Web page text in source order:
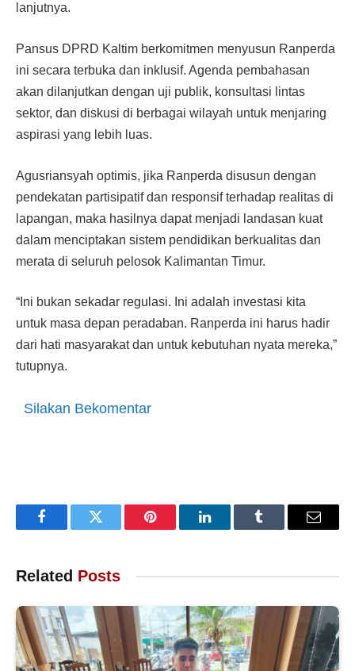
lanjutnya.
Pansus DPRD Kaltim berkomitmen menyusun Ranperda
ini secara terbuka dan inklusif. Agenda pembahasan
akan dilanjutkan dengan uji publik, konsultasi lintas
sektor, dan diskusi di berbagai wilayah untuk menjaring
aspirasi yang lebih luas.
Agusriansyah optimis, jika Ranperda disusun dengan
pendekatan partisipatif dan responsif terhadap realitas di
lapangan, maka hasilnya dapat menjadi landasan kuat
dalam menciptakan sistem pendidikan berkualitas dan
merata di seluruh pelosok Kalimantan Timur.
“Ini bukan sekadar regulasi. Ini adalah investasi kita
untuk masa depan peradaban. Ranperda ini harus hadir
dari hati masyarakat dan untuk kebutuhan nyata mereka,”
tutupnya.
Silakan Bekomentar
FacebookTwitter Pinterest LinkedInTumblr Email
Related Posts